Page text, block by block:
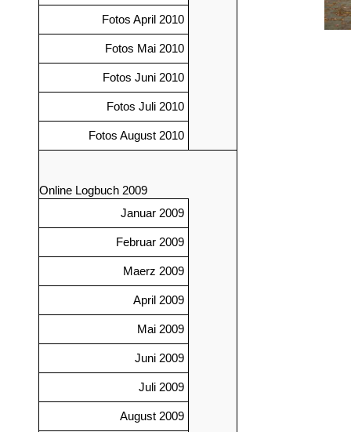
Fotos April 2010
Fotos Mai 2010
Fotos Juni 2010
Fotos Juli 2010
Fotos August 2010
Online Logbuch 2009
Januar 2009
Februar 2009
Maerz 2009
April 2009
Mai 2009
Juni 2009
Juli 2009
August 2009